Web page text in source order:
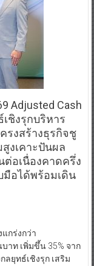
Adjusted Cash
เชิงรุกบริหาร
รงสร้างธุรกิจชู
งเคาะปันผล
อเนื่องคาดครึ่ง
มือได้พร้อมเดิน
กร่งกว่า
บาท เพิ่มขึ้น 35% จาก
ลยุทธ์เชิงรุก เสริม